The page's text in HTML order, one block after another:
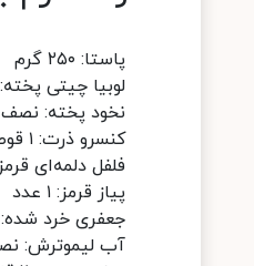
پاستا: ۲۵۰ گرم
لوبیا چیتی
نخود پخته: نصف
کنسرو ذرت: ۱ قوطی
فلفل دلمه‌ای قرمز
پیاز قرمز: ۱ عدد
جعفری خرد
آب لیموترش: